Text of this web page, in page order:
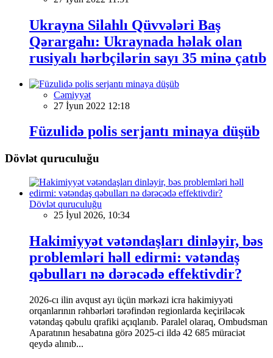
Ukrayna Silahlı Qüvvələri Baş
Qərargahı: Ukraynada həlak olan
rusiyalı hərbçilərin sayı 35 minə çatıb
Cəmiyyət
27 İyun 2022 12:18
Füzulidə polis serjantı minaya düşüb
Dövlət quruculuğu
Dövlət quruculuğu
25 İyul 2026, 10:34
Hakimiyyət vətəndaşları dinləyir, bəs
problemləri həll edirmi: vətəndaş
qəbulları nə dərəcədə effektivdir?
2026-cı ilin avqust ayı üçün mərkəzi icra hakimiyyəti
orqanlarının rəhbərləri tərəfindən regionlarda keçiriləcək
vətəndaş qəbulu qrafiki açıqlanıb. Paralel olaraq, Ombudsman
Aparatının hesabatına görə 2025-ci ildə 42 685 müraciət
qeydə alınıb...